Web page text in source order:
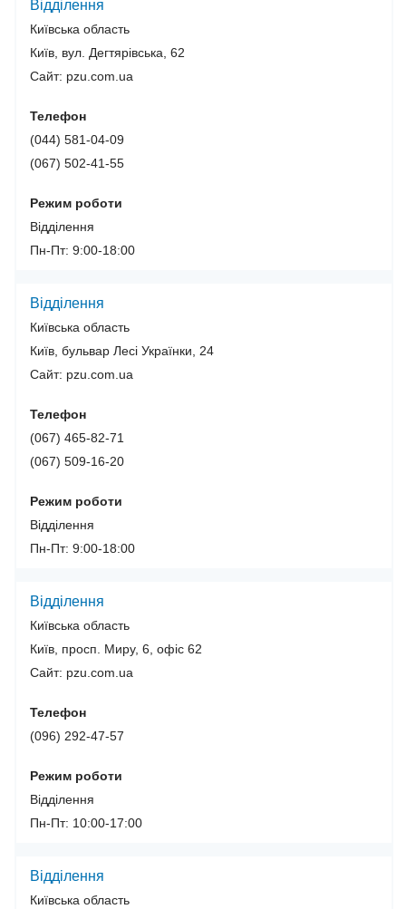
Відділення
Київська область
Київ, вул. Дегтярівська, 62
Сайт: pzu.com.ua
Телефон
(044) 581-04-09
(067) 502-41-55
Режим роботи
Відділення
Пн-Пт: 9:00-18:00
Відділення
Київська область
Київ, бульвар Лесі Українки, 24
Сайт: pzu.com.ua
Телефон
(067) 465-82-71
(067) 509-16-20
Режим роботи
Відділення
Пн-Пт: 9:00-18:00
Відділення
Київська область
Київ, просп. Миру, 6, офіс 62
Сайт: pzu.com.ua
Телефон
(096) 292-47-57
Режим роботи
Відділення
Пн-Пт: 10:00-17:00
Відділення
Київська область